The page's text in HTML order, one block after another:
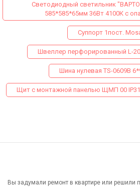
Светодиодный светильник
585*585*65мм 36Вт 4100К с
Суппорт 1пост.
Швеллер перфорированный L-
Шина нулевая TS-0609B
Щит с монтажной панелью ЩМП 00 IP31
Вы задумали ремонт в квартире или решили